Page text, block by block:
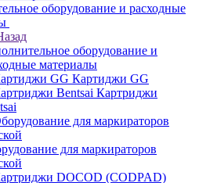
оборудование и расходные
оборудование и
материалы
Картиджи GG
Картриджи
для маркираторов